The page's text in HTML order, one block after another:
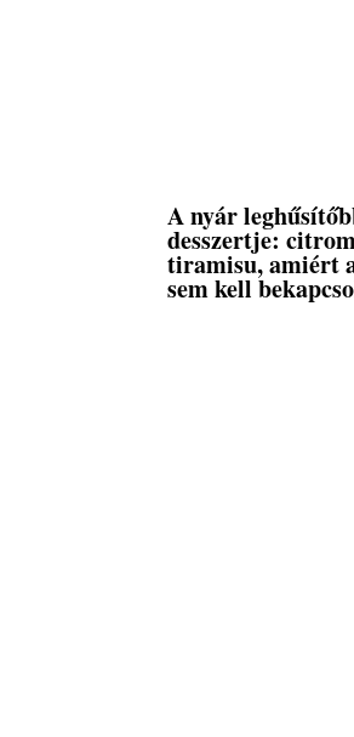
A nyár
desszertje:
tiramisu, amiért
sem kell